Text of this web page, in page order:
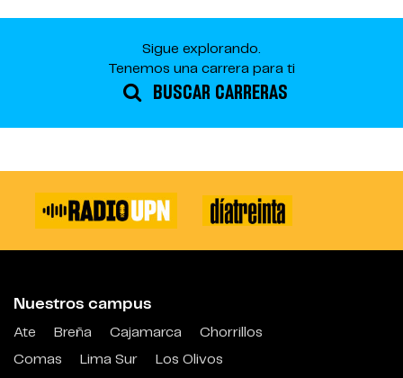
Sigue explorando.
Tenemos una carrera para ti
BUSCAR CARRERAS
Nuestros campus
Ate Breña Cajamarca
Chorrillos
Comas
Lima Sur
Los Olivos